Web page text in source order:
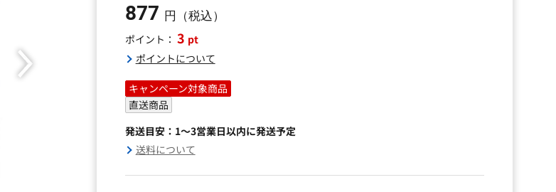
877 円（税込）
ポイント： 3 pt
ポイントについて
キャンペーン対象商品
直送商品
発送目安：1～3営業日以内に発送予定
送料について